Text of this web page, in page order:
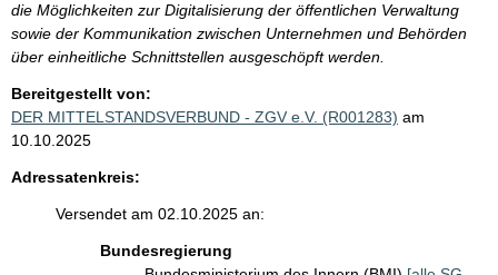
die Möglichkeiten zur Digitalisierung der öffentlichen Verwaltung
sowie der Kommunikation zwischen Unternehmen und Behörden
über einheitliche Schnittstellen ausgeschöpft werden.
Bereitgestellt von:
DER MITTELSTANDSVERBUND - ZGV e.V. (R001283) am
10.10.2025
Adressatenkreis:
Versendet am 02.10.2025 an:
Bundesregierung